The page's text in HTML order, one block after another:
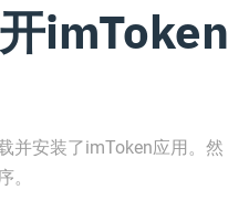
imToken
并安装了imToken应用。然
。